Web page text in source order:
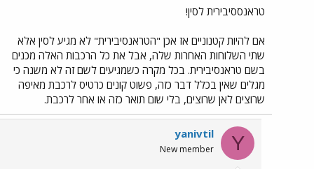
טראנססיבירית לסין!
אם להיות קטנוניים אז אכן "הטראנסיבירית" לא מגיע לסין אלא
שתי השלוחות האחרות שלה, אבל את כל הרכבות האלה מכנים
בשם טראנסיבירית. בכל מקרה כשמגיעים לשם זה לא משנה כי
מגלים שאין בכלל דבר כזה, פשוט קונים כרטיס לרכבת מאיפה
שרוצים לאן שרוצים, בלי שום תואר כזה או אחר לרכבת.
Y
yanivtil
New member